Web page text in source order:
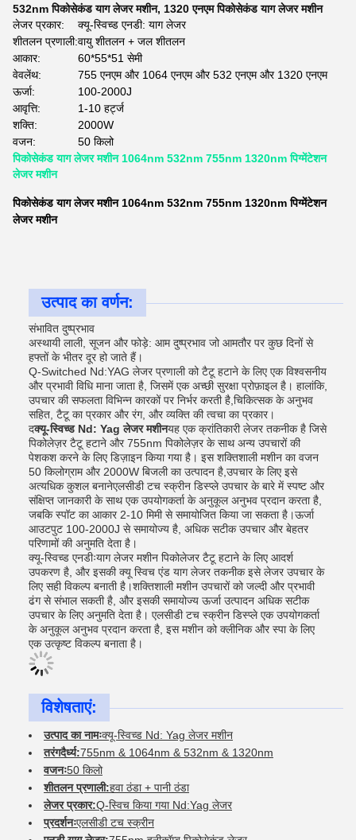
532nm पिकोसेकंड याग लेजर मशीन, 1320 एनएम पिकोसेकंड याग लेजर मशीन
लेजर प्रकार:
क्यू-स्विच्ड एनडी: याग लेजर
शीतलन प्रणाली:वायु शीतलन + जल शीतलन
आकार:
60*55*51 सेमी
वेवलेंथ:
755 एनएम और 1064 एनएम और 532 एनएम और 1320 एनएम
ऊर्जा:
100-2000J
आवृत्ति:
1-10 हर्ट्ज
शक्ति:
2000W
वजन:
50 किलो
पिकोसेकंड याग लेजर मशीन 1064nm 532nm 755nm 1320nm पिग्मेंटेशन
लेजर मशीन
पिकोसेकंड याग लेजर मशीन 1064nm 532nm 755nm 1320nm पिग्मेंटेशन
लेजर मशीन
उत्पाद का वर्णन:
संभावित दुष्प्रभाव
अस्थायी लाली, सूजन और फोड़े: आम दुष्प्रभाव जो आमतौर पर कुछ दिनों से
हफ्तों के भीतर दूर हो जाते हैं।
Q-Switched Nd:YAG लेजर प्रणाली को टैटू हटाने के लिए एक विश्वसनीय
और प्रभावी विधि माना जाता है, जिसमें एक अच्छी सुरक्षा प्रोफ़ाइल है। हालांकि,
उपचार की सफलता विभिन्न कारकों पर निर्भर करती है,चिकित्सक के अनुभव
सहित, टैटू का प्रकार और रंग, और व्यक्ति की त्वचा का प्रकार।
दक्यू-स्विच्ड Nd: Yag लेजर मशीनयह एक क्रांतिकारी लेजर तकनीक है जिसे
पिकोलेज़र टैटू हटाने और 755nm पिकोलेज़र के साथ अन्य उपचारों की
पेशकश करने के लिए डिज़ाइन किया गया है। इस शक्तिशाली मशीन का वजन
50 किलोग्राम और 2000W बिजली का उत्पादन है,उपचार के लिए इसे
अत्यधिक कुशल बनानेएलसीडी टच स्क्रीन डिस्प्ले उपचार के बारे में स्पष्ट और
संक्षिप्त जानकारी के साथ एक उपयोगकर्ता के अनुकूल अनुभव प्रदान करता है,
जबकि स्पॉट का आकार 2-10 मिमी से समायोजित किया जा सकता है।ऊर्जा
आउटपुट 100-2000J से समायोज्य है, अधिक सटीक उपचार और बेहतर
परिणामों की अनुमति देता है।
क्यू-स्विच्ड एनडीःयाग लेजर मशीन पिकोलेजर टैटू हटाने के लिए आदर्श
उपकरण है, और इसकी क्यू स्विच एंड याग लेजर तकनीक इसे लेजर उपचार के
लिए सही विकल्प बनाती है।शक्तिशाली मशीन उपचारों को जल्दी और प्रभावी
ढंग से संभाल सकती है, और इसकी समायोज्य ऊर्जा उत्पादन अधिक सटीक
उपचार के लिए अनुमति देता है। एलसीडी टच स्क्रीन डिस्प्ले एक उपयोगकर्ता
के अनुकूल अनुभव प्रदान करता है, इस मशीन को क्लीनिक और स्पा के लिए
एक उत्कृष्ट विकल्प बनाता है।
विशेषताएं:
उत्पाद का नामःक्यू-स्विच्ड Nd: Yag लेजर मशीन
तरंगदैर्ध्य:755nm & 1064nm & 532nm & 1320nm
वजनः50 किलो
शीतलन प्रणाली:हवा ठंडा + पानी ठंडा
लेजर प्रकार:Q-स्विच किया गया Nd:Yag लेजर
प्रदर्शनःएलसीडी टच स्क्रीन